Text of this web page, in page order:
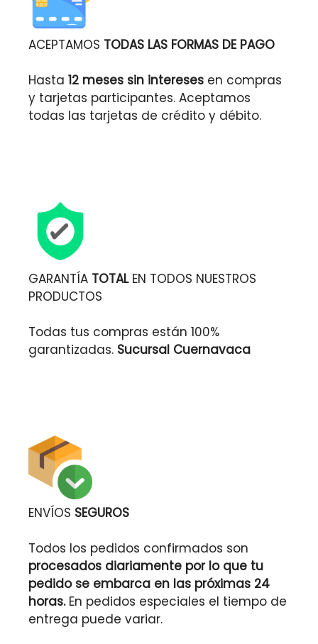
ACEPTAMOS TODAS LAS FORMAS DE PAGO
Hasta 12 meses sin intereses en compras
y tarjetas participantes. Aceptamos
todas las tarjetas de crédito y débito.
GARANTÍA TOTALEN TODOS NUESTROS
PRODUCTOS
Todas tus compras están 100%
garantizadas. Sucursal Cuernavaca
ENVÍOS SEGUROS
Todos los pedidos confirmados son
procesados diariamente por lo que tu
pedido se embarca en las próximas 24
horas.En pedidos especiales el tiempo de
entrega puede variar.